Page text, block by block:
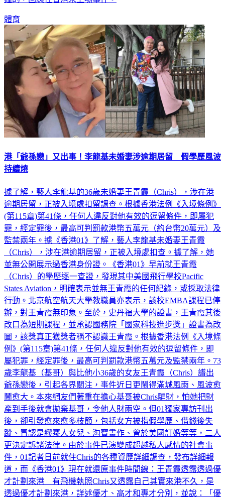
體育
港「爺孫戀」又出事！李龍基未婚妻涉逾期居留 假學歷風波
持續燒
據了解，藝人李龍基的36歲未婚妻王青霞（Chris），涉在港
逾期居留，正被入境處扣留調查。根據香港法例《入境條例》
(第115章)第41條，任何人違反對他有效的逗留條件，即屬犯
罪，經定罪後，最高可判罰款港幣五萬元（約台幣20萬元）及
監禁兩年。據《香港01》了解，藝人李龍基未婚妻王青霞
（Chris），涉在港逾期居留，正被入境處扣查。據了解，她
並無公開展示過香港身份證。《香港01》早前就王青霞
（Chris）的學歷逐一查證，發現其中美國飛行學校Pacific
States Aviation，明確表示並無王青霞的任何紀錄，或採取法律
行動。北京航空航天大學教職員亦表示，該校EMBA課程已停
辦，對王青霞無印象。至於，史丹福大學的證書，王青霞其後
改口為短期課程，並承認國務院「國家科技進步獎」證書為改
圖，該獎真正獲獎者稱不認識王青霞。根據香港法例《入境條
例》(第115章)第41條，任何人違反對他有效的逗留條件，即
屬犯罪，經定罪後，最高可判罰款港幣五萬元及監禁兩年。73
歲李龍基（基哥）與比他小36歲的女友王青霞（Chris）譜出
爺孫戀後，引起各界關注，事件近日更鬧得滿城風雨、風波愈
鬧愈大。本來網友們著重在擔心基哥被Chris騙財，怕她把財
產到手後就會拋棄基哥，令他人財兩空。但01獨家專訪刊出
後，卻引發愈來愈多枝節，包括女方被指假學歷、借錢後失
蹤、冒認是繆騫人女兒、淘寶畫作、曾於美國訂婚等等，二人
更決定訴諸法律。由於事件已演變成超越私人感情的社會事
件，01記者日前就住Chris的各種資歷詳細調查，發布詳細報
道，而《香港01》現在就還原事件時間線：王青霞透露透過優
才計劃來港 有飛機執照Chris又透露自己其實來港不久，是
透過優才計劃來港，詳述優才、高才和專才分別，並說：「優